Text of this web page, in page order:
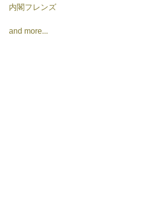
内閣フレンズ
and more...